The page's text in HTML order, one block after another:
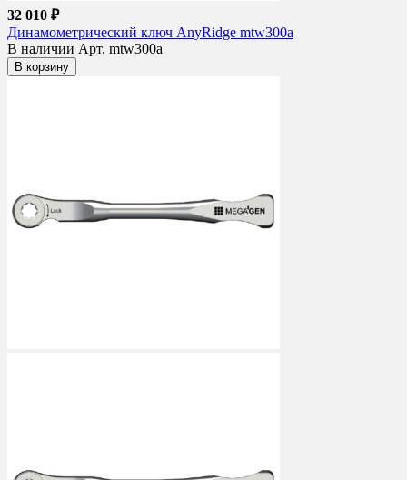
32 010 ₽
Динамометрический ключ AnyRidge mtw300a
В наличии Арт. mtw300a
В корзину